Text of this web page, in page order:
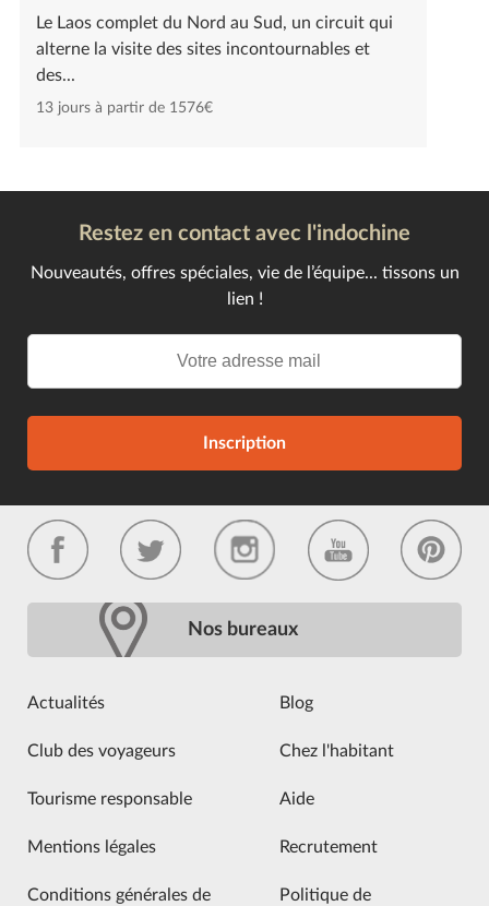
Le Laos complet du Nord au Sud, un circuit qui
alterne la visite des sites incontournables et
des...
13 jours à partir de 1576€
Restez en contact avec l'indochine
Nouveautés, offres spéciales, vie de l’équipe... tissons un
lien !
Inscription
Nos bureaux
Actualités Blog
Club des voyageurs Chez l'habitant
Tourisme responsable Aide
Mentions légales Recrutement
Conditions générales de Politique de